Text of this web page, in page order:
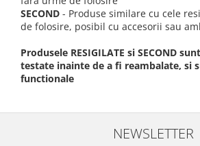
SECOND - Produse similare cu cele
de folosire, posibil cu accesorii sau
Produsele RESIGILATE si SECOND
testate inainte de a fi reambalate, si
functionale
NEWSLETTER